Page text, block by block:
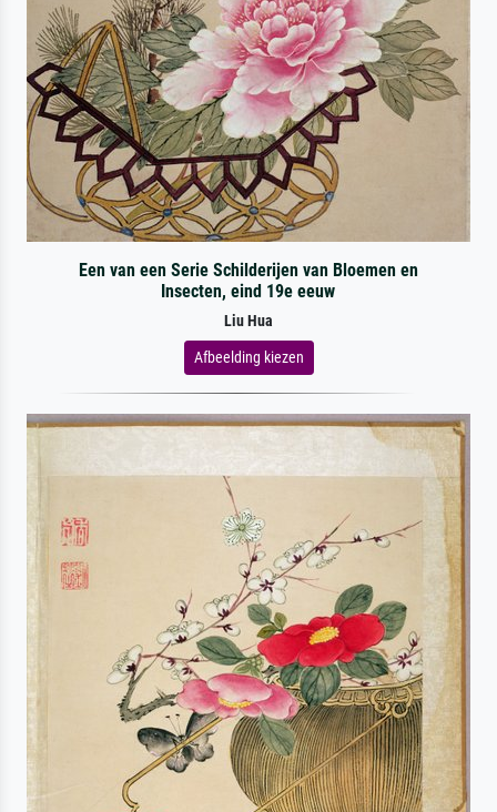
Een van een Serie Schilderijen van Bloemen en
Insecten, eind 19e eeuw
Liu Hua
Afbeelding kiezen